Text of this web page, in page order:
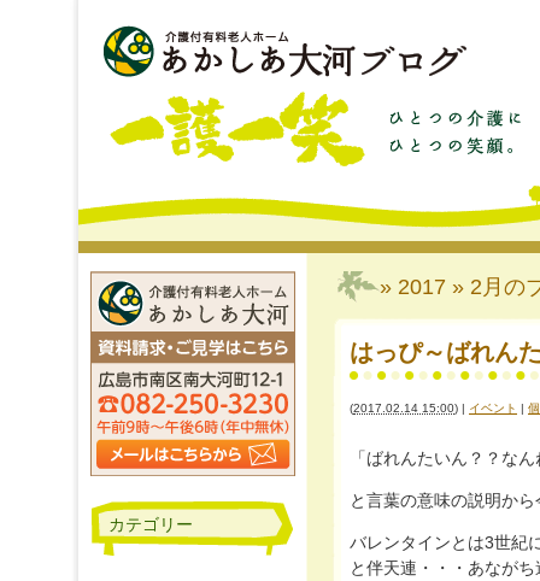
» 2017 » 2月 の
はっぴ～ばれん
(2017.02.14 15:00) | イベント |
「ばれんたいん？？な
と言葉の意味の説明か
バレンタインとは3世紀
と伴天連・・・あながち
カテゴリー